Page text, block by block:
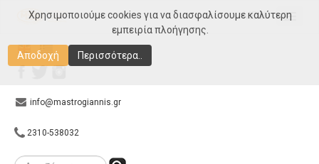
Χρησιμοποιούμε cookies για να διασφαλίσουμε καλύτερη
εμπειρία πλοήγησης.
Αποδοχή Περισσότερα..
MENU
Αρχική
Προϊόντα
info@mastrogiannis.gr
2310-538032